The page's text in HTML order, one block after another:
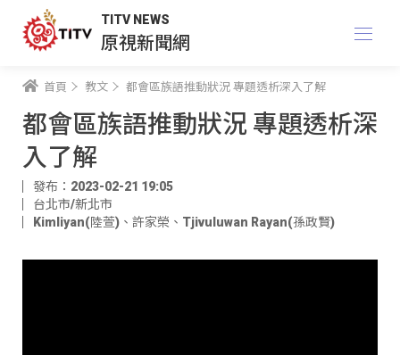
TITV NEWS
原視新聞網
首頁 教文 都會區族語推動狀況 專題透析深入了解
都會區族語推動狀況 專題透析深
入了解
發布：2023-02-21 19:05
台北市/新北市
Kimliyan(陸萱) 、 許家榮 、 Tjivuluwan Rayan(孫政賢)